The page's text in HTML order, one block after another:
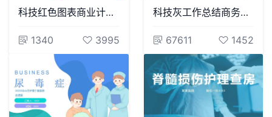
科技红色图表商业计划书产品发布企业宣传PPT模板
1340 3995
科技灰工作总结商务报告新年计划商务展示高端PPT模版
67611 1452